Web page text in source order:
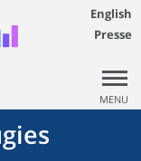
English
Presse
MENU